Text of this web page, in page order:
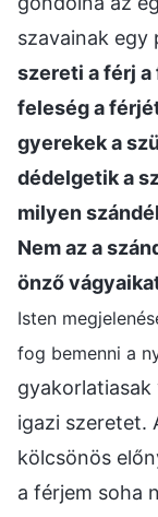
szavainak egy
szereti a férj
feleség a
gyerekek a
dédelgetik a
milyen
Nem az a
önző
Isten
fog bemenni a
igazi szeretet.
kölcsönös
a férjem soha